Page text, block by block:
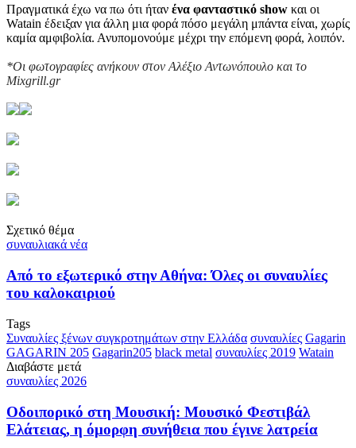
Πραγματικά έχω να πω ότι ήταν ένα φανταστικό show και oι
Watain έδειξαν για άλλη μια φορά πόσο μεγάλη μπάντα είναι, χωρίς
καμία αμφιβολία. Ανυπομονούμε μέχρι την επόμενη φορά, λοιπόν.
*Οι φωτογραφίες ανήκουν στον Αλέξιο Αντωνόπουλο και το
Mixgrill.gr
Σχετικό θέμα
συναυλιακά νέα
Από το εξωτερικό στην Αθήνα: Όλες οι συναυλίες
του καλοκαιριού
Tags
Συναυλίες ξένων συγκροτημάτων στην Ελλάδα συναυλίες Gagarin
GAGARIN 205 Gagarin205 black metal συναυλίες 2019 Watain
Διαβάστε μετά
συναυλίες 2026
Οδοιπορικό στη Μουσική: Μουσικό Φεστιβάλ
Ελάτειας, η όμορφη συνήθεια που έγινε λατρεία